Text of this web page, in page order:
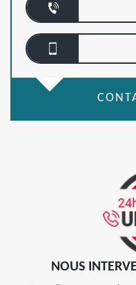
NOUS